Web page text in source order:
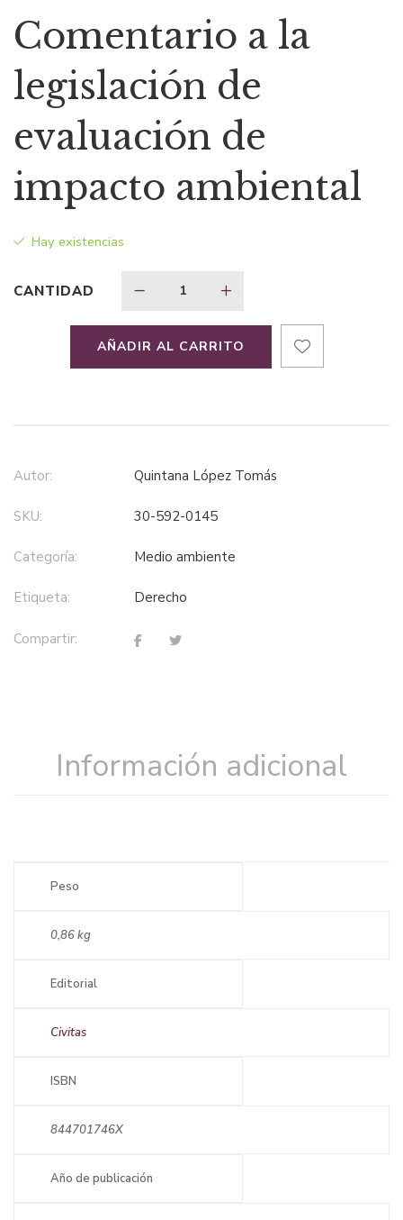
precio
original
era:
$85,03.
precio
actual
es:
$59,52.
Comentario a la
legislación de
evaluación de
impacto ambiental
Hay existencias
CANTIDAD
AÑADIR AL CARRITO
Autor: Quintana López Tomás
SKU: 30-592-0145
Categoría: medio ambiente
Etiqueta: derecho
Compartir:
Información adicional
Peso
0,86 kg
Editorial
Civitas
ISBN
844701746X
Año de publicación